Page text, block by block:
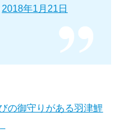
2018年1月21日
の御守りがある羽津鯉